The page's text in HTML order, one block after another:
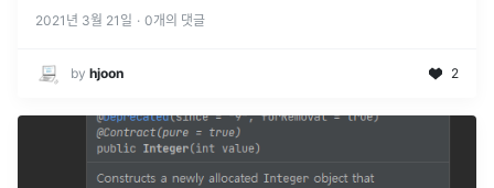
2021년 3월 21일 · 0개의 댓글
by hjoon 2